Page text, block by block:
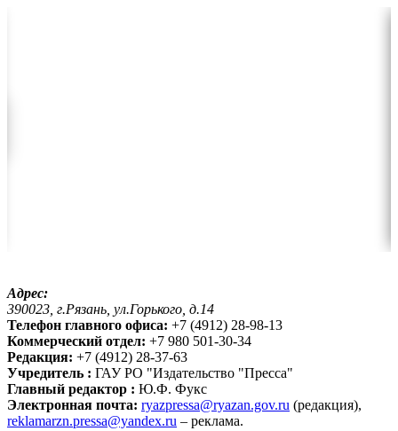
Адрес:
390023, г.Рязань, ул.Горького, д.14
Телефон главного офиса: +7 (4912) 28-98-13
Коммерческий отдел: +7 980 501-30-34
Редакция: +7 (4912) 28-37-63
Учредитель : ГАУ РО "Издательство "Пресса"
Главный редактор : Ю.Ф. Фукс
Электронная почта: ryazpressa@ryazan.gov.ru (редакция),
reklamarzn.pressa@yandex.ru – реклама.